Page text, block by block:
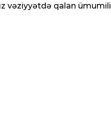
vəziyyətdə qalan